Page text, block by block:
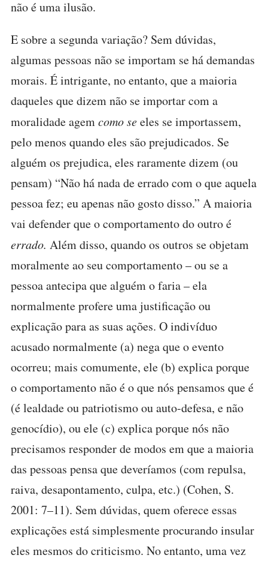
não é uma ilusão.
E sobre a segunda variação? Sem dúvidas,
algumas pessoas não se importam se há demandas
morais. É intrigante, no entanto, que a maioria
daqueles que dizem não se importar com a
moralidade agemcomo seeles se importassem,
pelo menos quando eles são prejudicados. Se
alguém os prejudica, eles raramente dizem (ou
pensam) “Não há nada de errado com o que aquela
pessoa fez; eu apenas não gosto disso.” A maioria
vai defender que o comportamento do outro é
errado. Além disso, quando os outros se objetam
moralmente ao seu comportamento – ou se a
pessoa antecipa que alguém o faria – ela
normalmente profere uma justificação ou
explicação para as suas ações. O indivíduo
acusado normalmente (a) nega que o evento
ocorreu; mais comumente, ele (b) explica porque
o comportamento não é o que nós pensamos que é
(é lealdade ou patriotismo ou auto-defesa, e não
genocídio), ou ele (c) explica porque nós não
precisamos responder de modos em que a maioria
das pessoas pensa que deveríamos (com repulsa,
raiva, desapontamento, culpa, etc.) (Cohen, S.
2001: 7–11). Sem dúvidas, quem oferece essas
explicações está simplesmente procurando insular
eles mesmos do criticismo. No entanto, uma vez